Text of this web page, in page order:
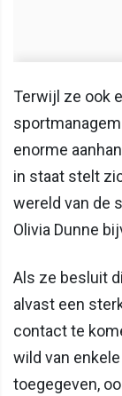
Terwijl ze ook
enorme
in staat stelt
wereld van de
Olivia Dunne
Als ze besluit
alvast een
contact te
wild van
toegegeven,